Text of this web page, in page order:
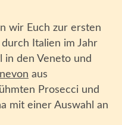
wir Euch zur ersten
Italien im Jahr
in den Veneto und
aus
Prosecci und
mit einer Auswahl an